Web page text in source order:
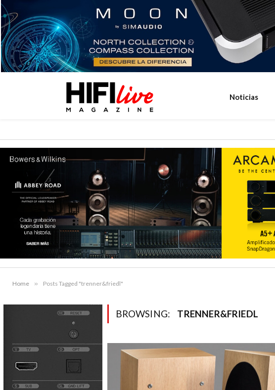
Noticias
Home » Posts Tagged "trenner&friedl"
BROWSING: TRENNER&FRIEDL